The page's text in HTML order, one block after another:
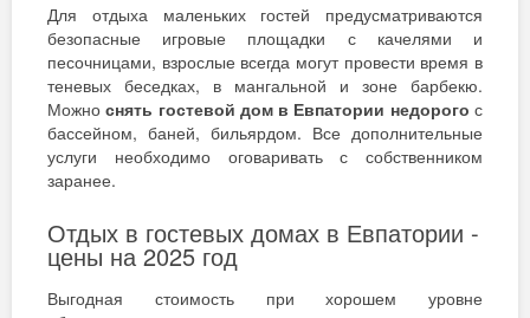
Для отдыха маленьких гостей предусматриваются
безопасные игровые площадки с качелями и
песочницами, взрослые всегда могут провести время в
теневых беседках, в мангальной и зоне барбекю.
Можноснять гостевой дом в Евпатории недорого с
бассейном, баней, бильярдом. Все дополнительные
услуги необходимо оговаривать с собственником
заранее.
Отдых в гостевых домах в Евпатории -
цены на 2025 год
Выгодная стоимость при хорошем уровне